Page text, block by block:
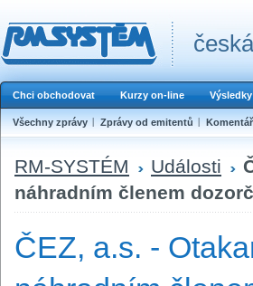
Chci obchodovat Kurzy on-line Výsledky
Všechny zprávy Zprávy od emitentů
RM-SYSTÉM Události
náhradním členem
ČEZ, a.s. -